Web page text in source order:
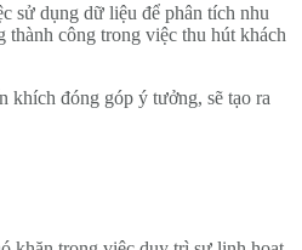
sử dụng dữ liệu để phân tích nhu
thành công trong việc thu hút khách
đóng góp ý tưởng, sẽ tạo ra